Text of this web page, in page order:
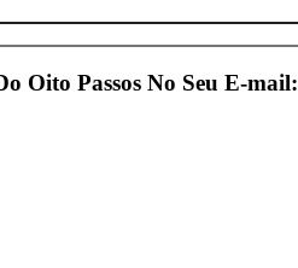
Oito Passos No Seu E-mail: